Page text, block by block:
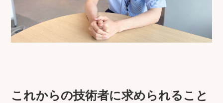
これからの技術者に求められること